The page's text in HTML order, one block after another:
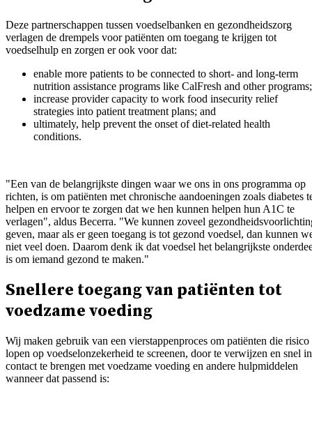
Deze partnerschappen tussen voedselbanken en gezondheidszorg
verlagen de drempels voor patiënten om toegang te krijgen tot
voedselhulp en zorgen er ook voor dat:
enable more patients to be connected to short- and long-term
nutrition assistance programs like CalFresh and other
increase provider capacity to work food insecurity relief
strategies into patient treatment plans; and
ultimately, help prevent the onset of diet-related health
conditions.
"Een van de belangrijkste dingen waar we ons in ons programma op
richten, is om patiënten met chronische aandoeningen zoals diabetes
helpen en ervoor te zorgen dat we hen kunnen helpen hun A1C te
verlagen", aldus Becerra. "We kunnen zoveel
geven, maar als er geen toegang is tot gezond voedsel, dan kunnen
niet veel doen. Daarom denk ik dat voedsel het belangrijkste
is om iemand gezond te maken."
Snellere toegang van patiënten tot
voedzame voeding
Wij maken gebruik van een vierstappenproces om patiënten die risico
lopen op voedselonzekerheid te screenen, door te verwijzen en snel in
contact te brengen met voedzame voeding en andere hulpmiddelen
wanneer dat passend is: